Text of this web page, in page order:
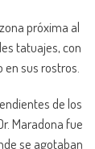
próxima al
tatuajes, con
sus rostros.
de los
Maradona fue
se agotaban